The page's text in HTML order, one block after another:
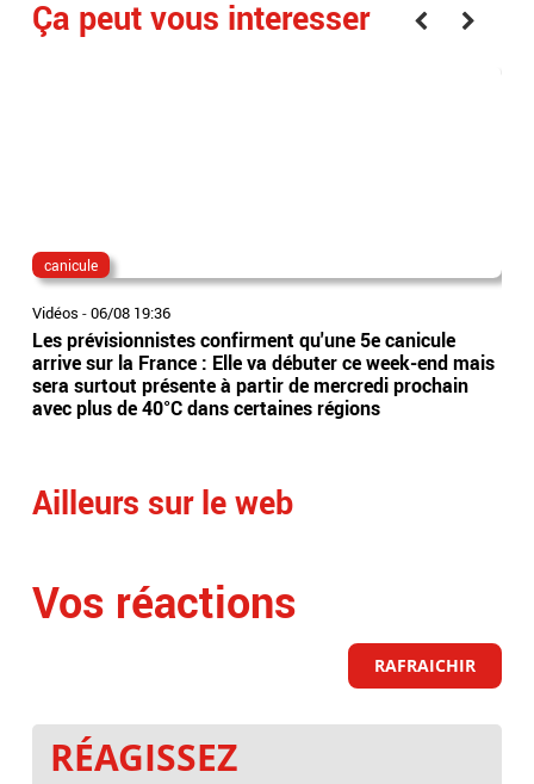
Ça peut vous interesser
canicule
Vidéos -06/08 19:36
Les prévisionnistes confirment qu'une 5e canicule
arrive sur la France : Elle va débuter ce week-end mais
sera surtout présente à partir de mercredi prochain
avec plus de 40°C dans certaines régions
Ailleurs sur le web
Vos réactions
RAFRAICHIR
RÉAGISSEZ